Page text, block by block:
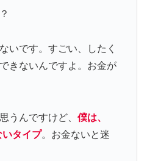
いです。すごい、したく
きないんですよ。お金が
うんですけど、 僕は、
タイプ。お金ないと迷